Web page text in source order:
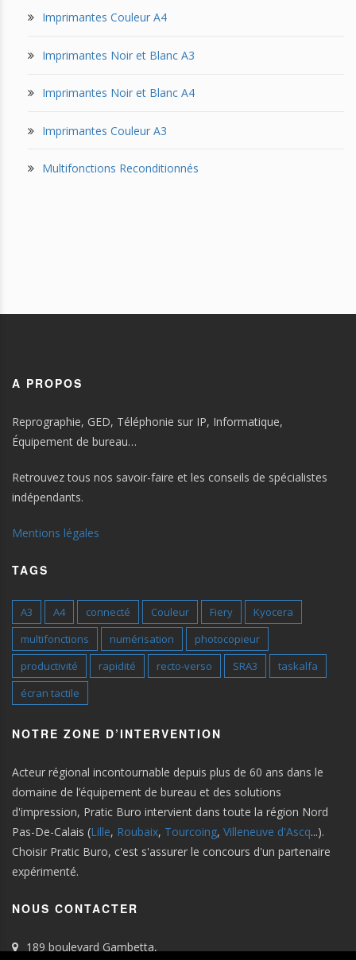
Imprimantes Couleur A4
Imprimantes Noir et Blanc A3
Imprimantes Noir et Blanc A4
Imprimantes Couleur A3
Multifonctions Reconditionnés
A PROPOS
Reprographie, GED, Téléphonie sur IP, Informatique,
Équipement de bureau…
Retrouvez tous nos savoir-faire et les conseils de spécialistes
indépendants.
Mentions légales
TAGS
A3 A4 connecté Couleur Fiery
Kyocera
multifonctions
numérisation
photocopieur
productivité
rapidité recto-verso SRA3
taskalfa
écran tactile
NOTRE ZONE D’INTERVENTION
Acteur régional incontournable depuis plus de 60 ans dans le
domaine de l’équipement de bureau et des solutions
d'impression, Pratic Buro intervient dans toute la région Nord
Pas-De-Calais (Lille, Roubaix, Tourcoing, Villeneuve d'Ascq...).
Choisir Pratic Buro, c'est s'assurer le concours d'un partenaire
expérimenté.
NOUS CONTACTER
189 boulevard Gambetta,